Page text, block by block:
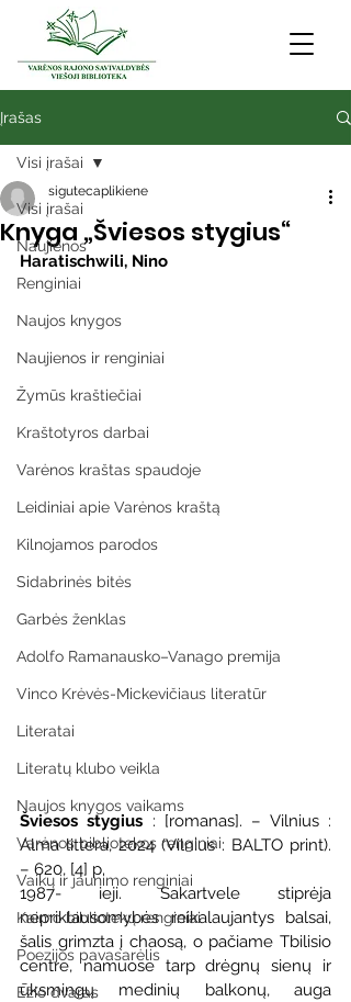
Įrašas
Visi įrašai
Naujienos
Renginiai
Naujos knygos
Naujienos ir renginiai
Žymūs kraštiečiai
Kraštotyros darbai
Varėnos kraštas spaudoje
Leidiniai apie Varėnos kraštą
Kilnojamos parodos
Sidabrinės bitės
Garbės ženklas
Adolfo Ramanausko–Vanago premija
Vinco Krėvės-Mickevičiaus literatūr
Literatai
Literatų klubo veikla
Naujos knygos vaikams
Varėnos bibliotekos renginiai
Vaikų ir jaunimo renginiai
Kaimo bibliotekų renginiai
Poezijos pavasarėlis
Ežio dvaras
Visi įrašai
Knyga „Šviesos stygius“
sigutecaplikiene
Haratischwili, Nino
Šviesos stygius : [romanas]. – Vilnius :
Alma littera, 2024 (Vilnius : BALTO print).
– 620, [4] p.
1987- ieji. Sakartvele stiprėja
nepriklausomybės reikalaujantys balsai,
šalis grimzta į chaosą, o pačiame Tbilisio
centre, namuose tarp drėgnų sienų ir
ūksmingų medinių balkonų, auga